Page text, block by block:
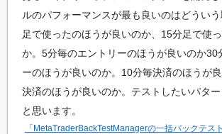
ルのパフォーマンスが最も良いのはどうい
足で使ったのほうが良いのか、15分足で使
か。5分毎のエントリーのほうが良いのか30
ーのほうが良いのか。10分毎決済のほうが
決済のほうが良いのか。テストしたいパタ
と思います。
「MetaTraderBackTestManagerの一括バックテス